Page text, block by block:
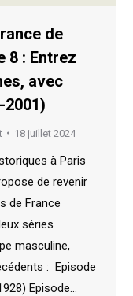
de
8 : Entrez
avec
18 juillet 2024
à Paris
de revenir
de France
séries
masculine,
: Episode
Episode…